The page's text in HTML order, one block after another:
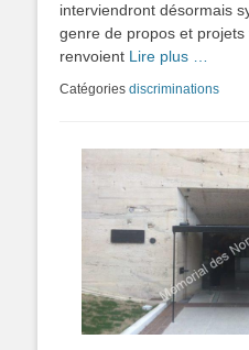
interviendront désormais
genre de propos et
renvoient Lire plus …
Catégories discriminations